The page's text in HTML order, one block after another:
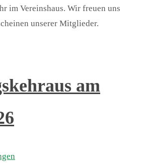
im Vereinshaus. Wir freuen uns
unserer Mitglieder.
am